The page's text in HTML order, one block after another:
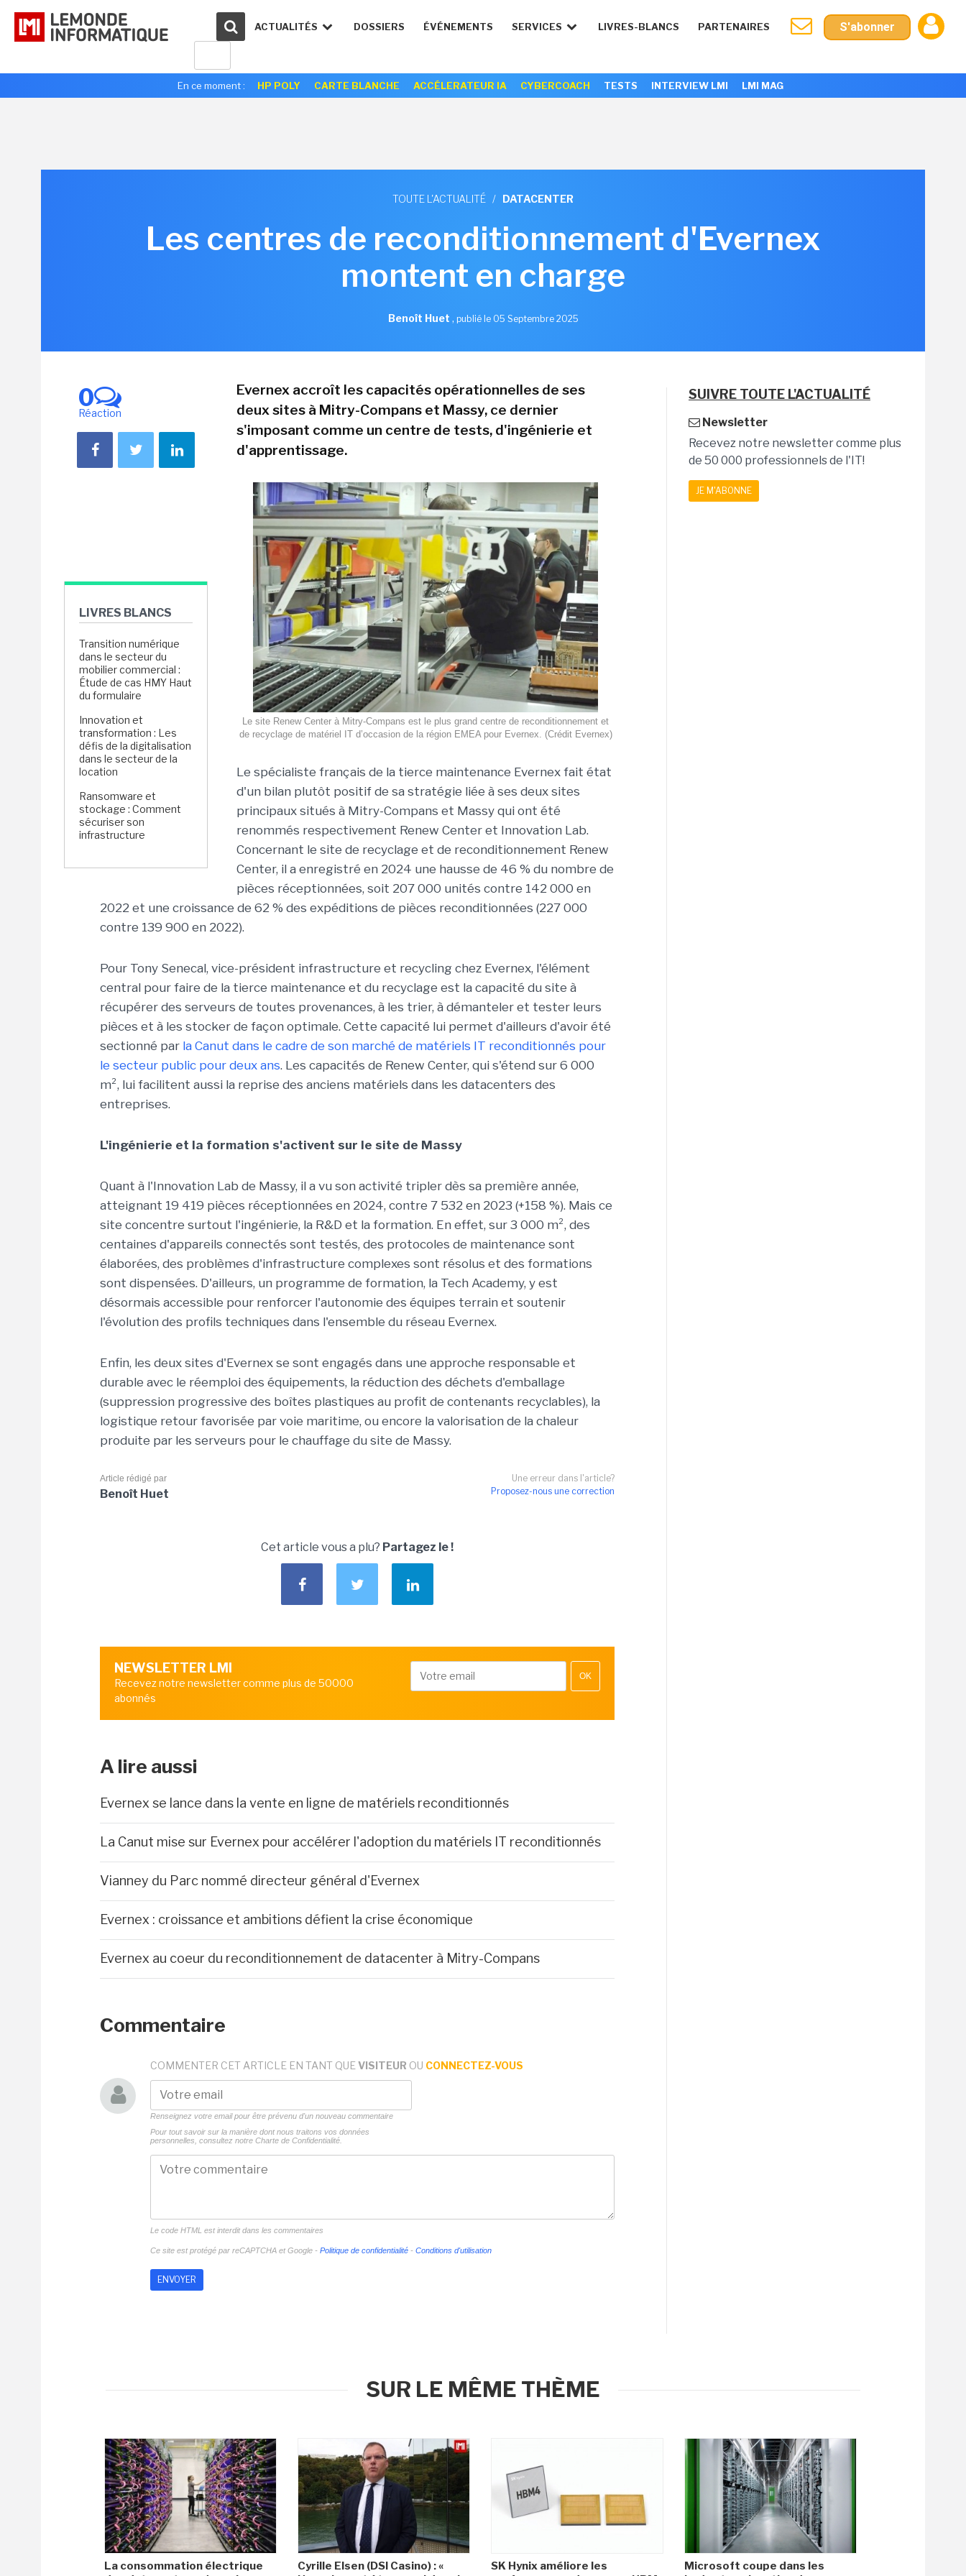
ACTUALITÉS DOSSIERS ÉVÉNEMENTS SERVICES LIVRES-BLANCS PARTENAIRES S'abonner
En ce moment : HP POLY CARTE BLANCHE ACCÉLERATEUR IA CYBERCOACH TESTS INTERVIEW LMI LMI MAG
TOUTE L'ACTUALITÉ / DATACENTER
Les centres de reconditionnement d'Evernex
montent en charge
Benoît Huet , publié le 05 Septembre 2025
0
Réaction
LIVRES BLANCS
Transition numérique
dans le secteur du
mobilier commercial :
Étude de cas HMY Haut
du formulaire
Innovation et
transformation : Les
défis de la digitalisation
dans le secteur de la
location
Ransomware et
stockage : Comment
sécuriser son
infrastructure
Evernex accroît les capacités opérationnelles de ses
deux sites à Mitry-Compans et Massy, ce dernier
s'imposant comme un centre de tests, d'ingénierie et
d'apprentissage.
Le site Renew Center à Mitry-Compans est le plus grand centre de reconditionnement et
de recyclage de matériel IT d’occasion de la région EMEA pour Evernex. (Crédit Evernex)
Le spécialiste français de la tierce maintenance Evernex fait état
d'un bilan plutôt positif de sa stratégie liée à ses deux sites
principaux situés à Mitry-Compans et Massy qui ont été
renommés respectivement Renew Center et Innovation Lab.
Concernant le site de recyclage et de reconditionnement Renew
Center, il a enregistré en 2024 une hausse de 46 % du nombre de
pièces réceptionnées, soit 207 000 unités contre 142 000 en
2022 et une croissance de 62 % des expéditions de pièces reconditionnées (227 000
contre 139 900 en 2022).
Pour Tony Senecal, vice-président infrastructure et recycling chez Evernex, l'élément
central pour faire de la tierce maintenance et du recyclage est la capacité du site à
récupérer des serveurs de toutes provenances, à les trier, à démanteler et tester leurs
pièces et à les stocker de façon optimale. Cette capacité lui permet d'ailleurs d'avoir été
sectionné par la Canut dans le cadre de son marché de matériels IT reconditionnés pour
le secteur public pour deux ans. Les capacités de Renew Center, qui s'étend sur 6 000
m², lui facilitent aussi la reprise des anciens matériels dans les datacenters des
entreprises.
L'ingénierie et la formation s'activent sur le site de Massy
Quant à l'Innovation Lab de Massy, il a vu son activité tripler dès sa première année,
atteignant 19 419 pièces réceptionnées en 2024, contre 7 532 en 2023 (+158 %). Mais ce
site concentre surtout l'ingénierie, la R&D et la formation. En effet, sur 3 000 m², des
centaines d'appareils connectés sont testés, des protocoles de maintenance sont
élaborées, des problèmes d'infrastructure complexes sont résolus et des formations
sont dispensées. D'ailleurs, un programme de formation, la Tech Academy, y est
désormais accessible pour renforcer l'autonomie des équipes terrain et soutenir
l'évolution des profils techniques dans l'ensemble du réseau Evernex.
Enfin, les deux sites d'Evernex se sont engagés dans une approche responsable et
durable avec le réemploi des équipements, la réduction des déchets d'emballage
(suppression progressive des boîtes plastiques au profit de contenants recyclables), la
logistique retour favorisée par voie maritime, ou encore la valorisation de la chaleur
produite par les serveurs pour le chauffage du site de Massy.
Une erreur dans l'article?
Proposez-nous une correction
Article rédigé par
Benoît Huet
Cet article vous a plu? Partagez le !
NEWSLETTER LMI
Recevez notre newsletter comme plus de 50000
abonnés
OK
A lire aussi
Evernex se lance dans la vente en ligne de matériels reconditionnés
La Canut mise sur Evernex pour accélérer l'adoption du matériels IT reconditionnés
Vianney du Parc nommé directeur général d'Evernex
Evernex : croissance et ambitions défient la crise économique
Evernex au coeur du reconditionnement de datacenter à Mitry-Compans
Commentaire
COMMENTER CET ARTICLE EN TANT QUE VISITEUR OU CONNECTEZ-VOUS
Renseignez votre email pour être prévenu d'un nouveau commentaire
Pour tout savoir sur la manière dont nous traitons vos données
personnelles, consultez notre Charte de Confidentialité.
Le code HTML est interdit dans les commentaires
Ce site est protégé par reCAPTCHA et Google - Politique de confidentialité - Conditions d'utilisation
SUIVRE TOUTE L'ACTUALITÉ
Newsletter
Recevez notre newsletter comme plus
de 50 000 professionnels de l'IT!
JE M'ABONNE
SUR LE MÊME THÈME
La consommation électrique
Cyrille Elsen (DSI Casino) : «
SK Hynix améliore les
Microsoft coupe dans les